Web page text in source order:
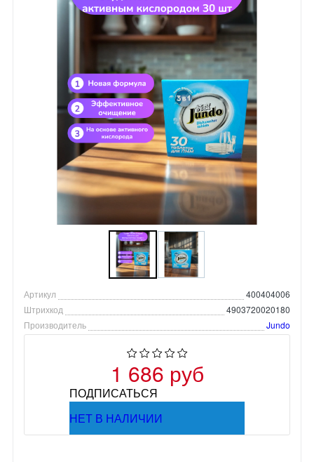
Артикул
400404006
Штрихкод
4903720020180
Производитель
Jundo
1 686 руб
ПОДПИСАТЬСЯ
НЕТ В НАЛИЧИИ